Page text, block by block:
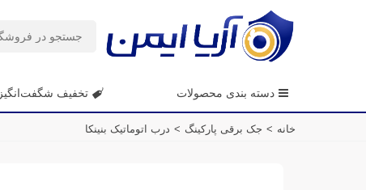
دسته بندی محصولات تخفیف شگفت‌انگیز
خانه > جک برقی پارکینگ > درب اتوماتیک بنینکا